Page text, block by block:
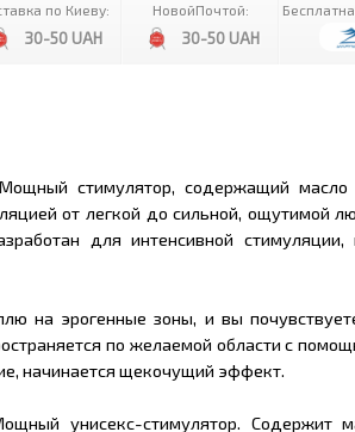
по Киеву:
30-50 UAH
НовойПочтой:
30-50 UAH
стимулятор, содержащий масло
от легкой до сильной, ощутимой
для интенсивной
на эрогенные зоны, и вы
по желаемой области с
начинается щекочущий эффект.
унисекс-стимулятор. Содержит